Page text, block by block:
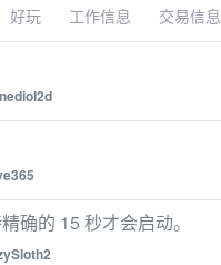
好玩 工作信息 交易信息
确的 15 秒才会启动。